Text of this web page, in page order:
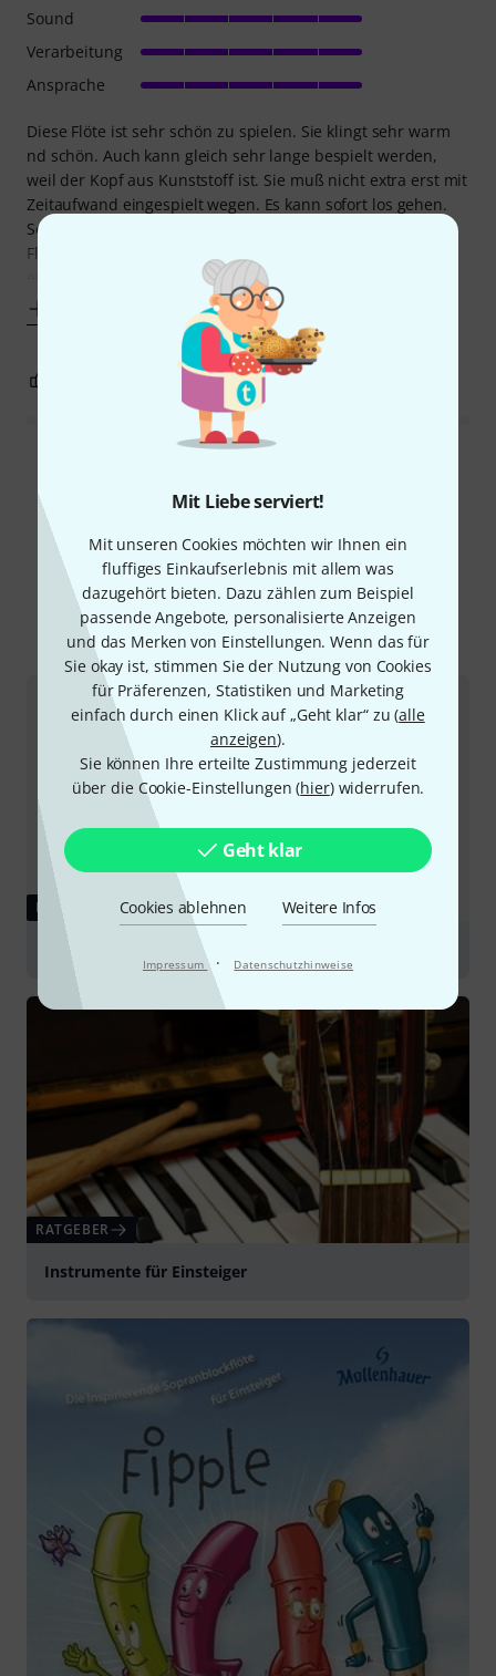
Mit Liebe serviert!
Mit unseren Cookies möchten wir Ihnen ein
fluffiges Einkaufserlebnis mit allem was
dazugehört bieten. Dazu zählen zum Beispiel
passende Angebote, personalisierte Anzeigen
und das Merken von Einstellungen. Wenn das für
Sie okay ist, stimmen Sie der Nutzung von Cookies
für Präferenzen, Statistiken und Marketing
einfach durch einen Klick auf „Geht klar“ zu (alle
anzeigen).
Sie können Ihre erteilte Zustimmung jederzeit
über die Cookie-Einstellungen (hier) widerrufen.
Geht klar
Cookies ablehnen Weitere Infos
Impressum · Datenschutzhinweise
Diese Flöte ist sehr schön zu spielen. Sie klingt sehr warm
nd schön. Auch kann gleich sehr lange bespielt werden,
weil der Kopf aus Kunststoff ist. Sie muß nicht extra erst mit
Zeitaufwand eingespielt wegen. Es kann sofort los gehen.
Sehr angenehm ist auch die Verbindung der zwei
Flötenteile, weil kein Kork vorhanden ist, sondern zwei fest
eingesetzte Gummiringe, die
Sound
Verarbeitung
Ansprache
BEWERTUNG MELDEN
Schon gewusst?
Alle Ratgeber Downloads
RATGEBER
RATGEBER
Instrumente für Einsteiger